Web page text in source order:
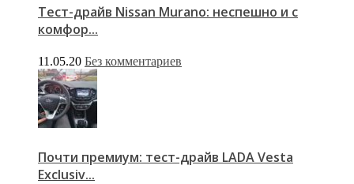
Тест-драйв Nissan Murano: неспешно и с
комфор...
11.05.20 Без комментариев
Почти премиум: тест-драйв LADA Vesta
Exclusiv...